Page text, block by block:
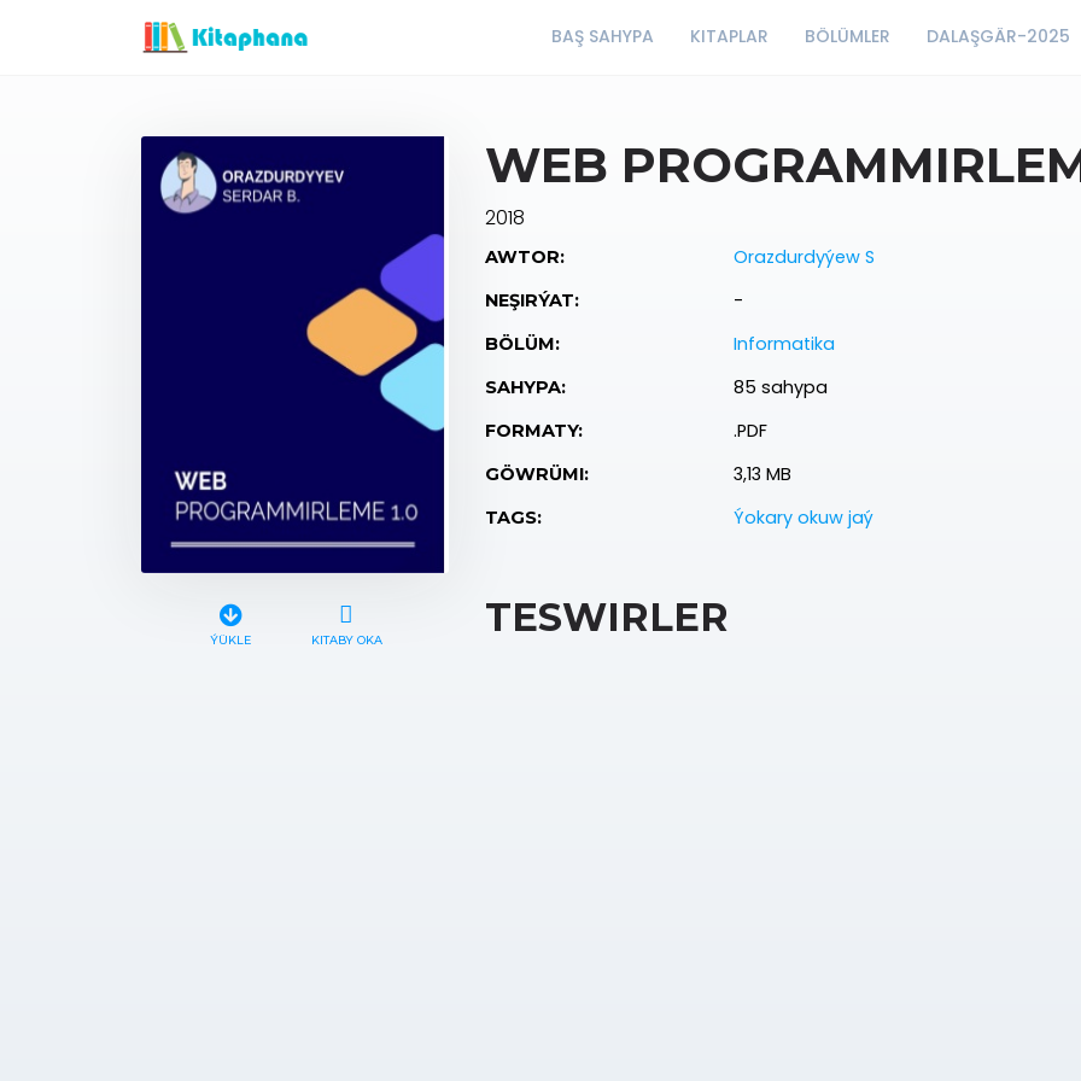
BAŞ SAHYPA KITAPLAR BÖLÜMLER DALAŞGÄR-2025
ÝÜKLE KITABY OKA
WEB
2018
AWTOR: Orazdurdyýew S
NEŞIRÝAT: -
BÖLÜM: Informatika
SAHYPA: 85 sahypa
FORMATY: .PDF
GÖWRÜMI: 3,13 MB
TAGS: Ýokary okuw jaý
TESWIRLER